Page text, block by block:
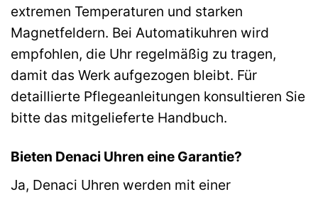
extremen Temperaturen und starken
Magnetfeldern. Bei Automatikuhren wird
empfohlen, die Uhr regelmäßig zu tragen,
damit das Werk aufgezogen bleibt. Für
detaillierte Pflegeanleitungen konsultieren Sie
bitte das mitgelieferte Handbuch.
Bieten Denaci Uhren eine Garantie?
Ja, Denaci Uhren werden mit einer